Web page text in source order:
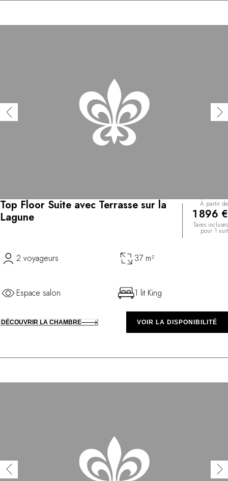
Top Floor Suite avec Terrasse sur la
Lagune
À partir de
1 896 €
Taxes incluses
pour 1 nuit
2 voyageurs 37 m²
Espace salon 1 lit King
DÉCOUVRIR LA CHAMBRE VOIR LA DISPONIBILITÉ